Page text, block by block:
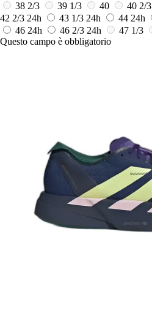
38 2/3
39 1/3 40 40 2/3
42 2/3 24h 43 1/3 24h 44 24h
46 24h 46 2/3 24h 47 1/3
Questo campo è obbligatorio